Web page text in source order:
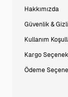
Hakkımızda
Güvenlik &
Kullanım
Kargo
Ödeme